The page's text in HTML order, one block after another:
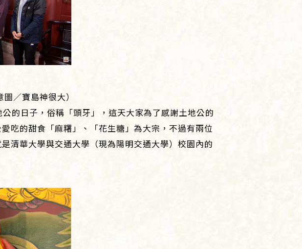
／寶島神很大）
的日子，俗稱「頭牙」，這天大家為了感謝土地公的
吃的甜食「麻糬」、「花生糖」為大宗，不過有兩位
清華大學與交通大學（現為陽明交通大學）校園內的